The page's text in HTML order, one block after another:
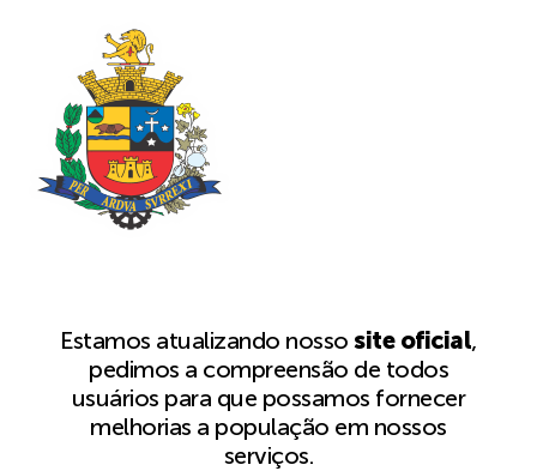
Estamos atualizando nossosite oficial,
pedimos a compreensão de todos
usuários para que possamos fornecer
melhorias a população em nossos
serviços.